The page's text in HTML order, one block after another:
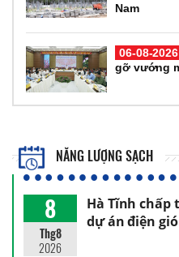
Nam
06-08-2026
gỡ vướng
NĂNG LƯỢNG SẠCH
8
Thg8
2026
Hà Tĩnh
dự án điện gió